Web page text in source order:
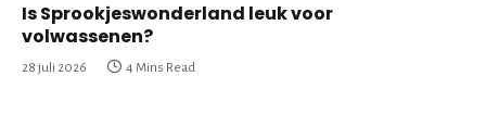
Is Sprookjeswonderland leuk voor
volwassenen?
28 juli 2026 4 Mins Read